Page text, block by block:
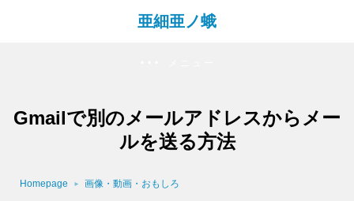
亜細亜ノ蛾
Gmailで別のメールアドレスからメー
ルを送る方法
Homepage 画像・動画・おもしろ